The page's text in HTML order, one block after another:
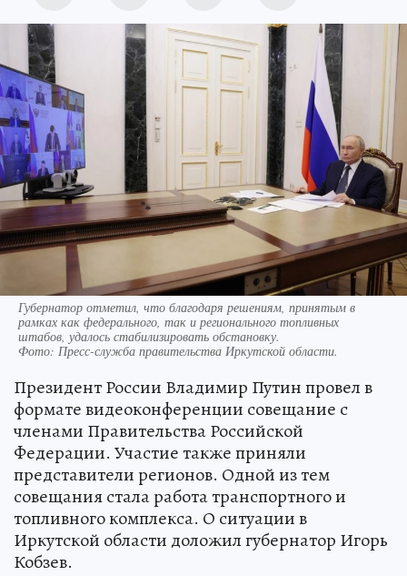
Губернатор отметил, что благодаря решениям, принятым в
рамках как федерального, так и регионального топливных
штабов, удалось стабилизировать обстановку.
Фото: Пресс-служба правительства Иркутской области.
Президент России Владимир Путин провел в
формате видеоконференции совещание с
членами Правительства Российской
Федерации. Участие также приняли
представители регионов. Одной из тем
совещания стала работа транспортного и
топливного комплекса. О ситуации в
Иркутской области доложил губернатор Игорь
Кобзев.